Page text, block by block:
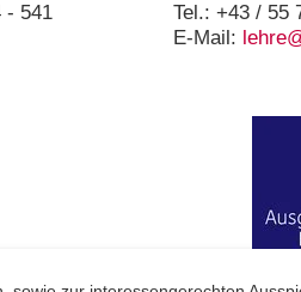
- 541
Tel.: +43 / 55
E-Mail: